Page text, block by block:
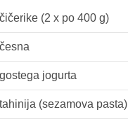
čičerike (2 x po 400 g)
česna
gostega jogurta
tahinija (sezamova pasta)